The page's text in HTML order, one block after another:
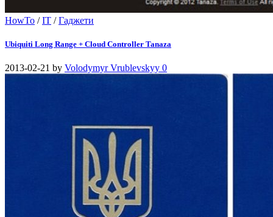
HowTo /IT /Гаджети
Ubiquiti Long Range + Cloud Controller Tanaza
2013-02-21 by Volodymyr Vrublevskyy 0